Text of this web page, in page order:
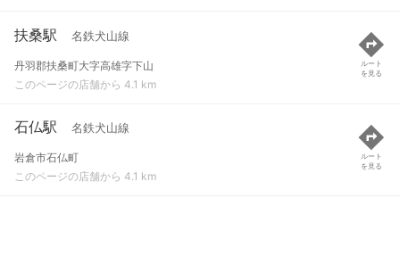
扶桑駅 名鉄犬山線
丹羽郡扶桑町大字高雄字下山
このページの店舗から 4.1 km
ルート
を見る
石仏駅 名鉄犬山線
岩倉市石仏町
このページの店舗から 4.1 km
ルート
を見る